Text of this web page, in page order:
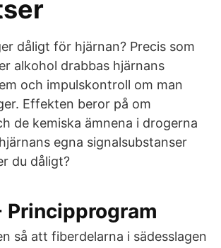
dåligt för hjärnan? Precis som
alkohol drabbas hjärnans
och impulskontroll om man
Effekten beror på om
de kemiska ämnena i drogerna
egna signalsubstanser
du dåligt?
Principprogram
så att fiberdelarna i sädesslagen